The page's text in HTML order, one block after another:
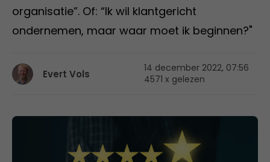
organisatie”. Of: “Ik wil klantgericht
ondernemen, maar waar moet ik beginnen?"
Evert Vols
14 december 2022, 07:56
4571 x gelezen